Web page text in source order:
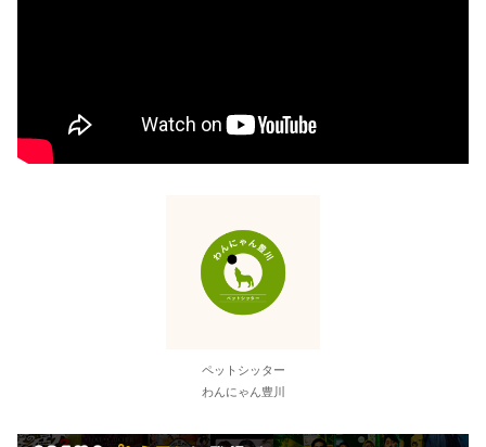
ペットシッター
わんにゃん豊川